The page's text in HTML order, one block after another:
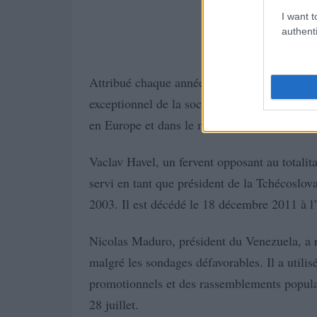
I want
Attribué chaque année depuis 2013, le Prix
exceptionnel de la société civile pour son
en Europe et dans le monde, comme le
Vaclav Havel, un fervent opposant au
servi en tant que président de la
2003. Il est décédé le 18 décembre 2011 à
Nicolas Maduro, président du Venezuela,
malgré les sondages défavorables. Il a
promotionnels et des rassemblements
28 juillet.